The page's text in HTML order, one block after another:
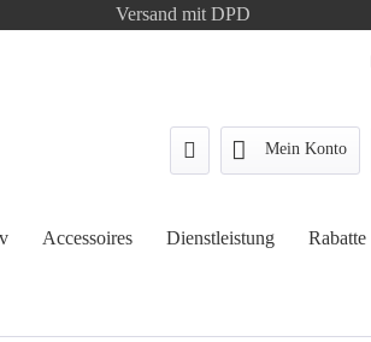
Versand mit DPD
Mein Konto
Accessoires Dienstleistung Rabatte